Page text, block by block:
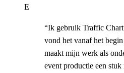
E
“Ik gebruik Traffic
vond het vanaf het
maakt mijn werk als
event productie een